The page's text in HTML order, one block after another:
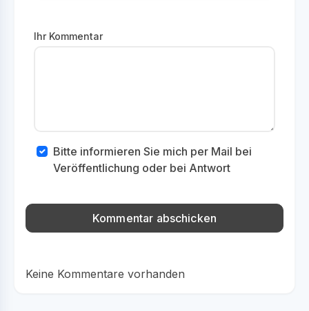
Ihr Kommentar
Bitte informieren Sie mich per Mail bei
Veröffentlichung oder bei Antwort
Keine Kommentare vorhanden